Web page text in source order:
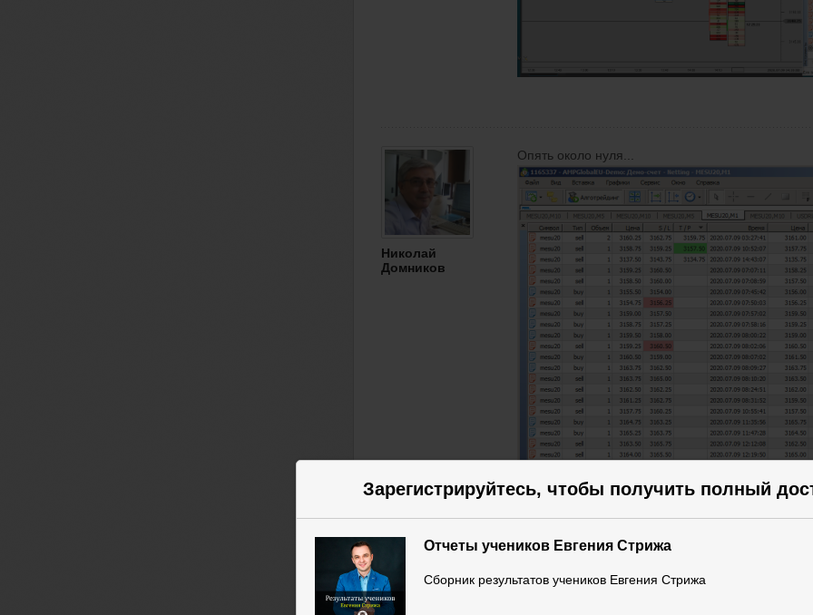
Зарегистрируйтесь, чтобы получить полный
Отчеты учеников Евгения Стрижа
Сборник результатов учеников Евгения Стрижа
Николай
Домников
Опять около нуля...